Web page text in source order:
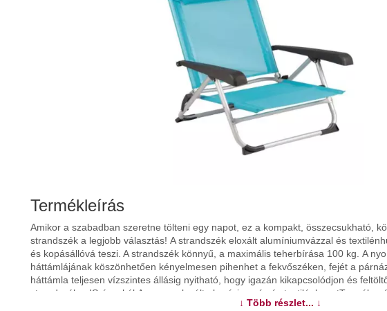
Termékleírás
Amikor a szabadban szeretne tölteni egy napot, ez a kompakt, összecsukható,
strandszék a legjobb választás! A strandszék eloxált alumíniumvázzal és
és kopásállóvá teszi. A strandszék könnyű, a maximális teherbírása 100 kg. A
háttámlájának köszönhetően kényelmesen pihenhet a fekvőszéken, fejét a
háttámla teljesen vízszintes állásig nyitható, hogy igazán kikapcsolódjon és
strandszéken!Színe: kékAnyaga: eloxált alumíniumváz és textilénhuzatTermék
x Ma)Mérete összecsukva: 72 x 59 x 18 cm (Ho x Szé x Ma)Ülőfelület mérete: 46
↓ Több részlet... ↓